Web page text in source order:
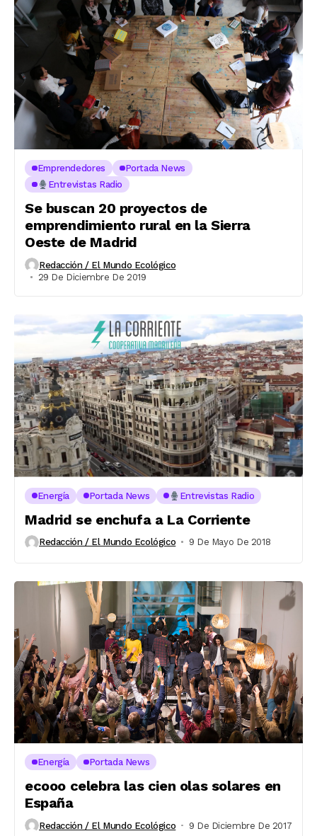
Emprendedores
Portada News
Entrevistas Radio
Se buscan 20 proyectos de
emprendimiento rural en la Sierra
Oeste de Madrid
Redacción / El Mundo Ecológico
29 De Diciembre De 2019
Energía Portada News Entrevistas Radio
Madrid se enchufa a La Corriente
Redacción / El Mundo Ecológico 9 De Mayo De 2018
Energía Portada News
ecooo celebra las cien olas solares en
España
Redacción / El Mundo Ecológico 9 De Diciembre De 2017